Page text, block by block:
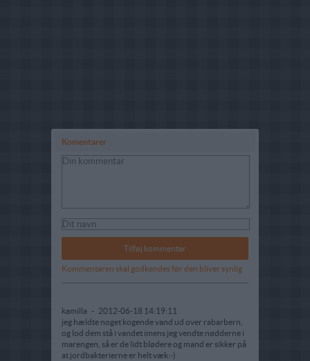
Komentarer
Kommentaren skal godkendes før den bliver synlig
kamilla - 2012-06-18 14:19:11
jeg hældte noget kogende vand ud over rabarbern,
og lod dem stå i vandet imens jeg vendte nødderne i
marengen, så er de lidt blødere og mand er sikker på
at jordbakterierne er helt væk:-)